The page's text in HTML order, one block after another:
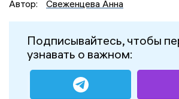
Автор: Свеженцева Анна
Подписывайтесь, чтобы
узнавать о важном: